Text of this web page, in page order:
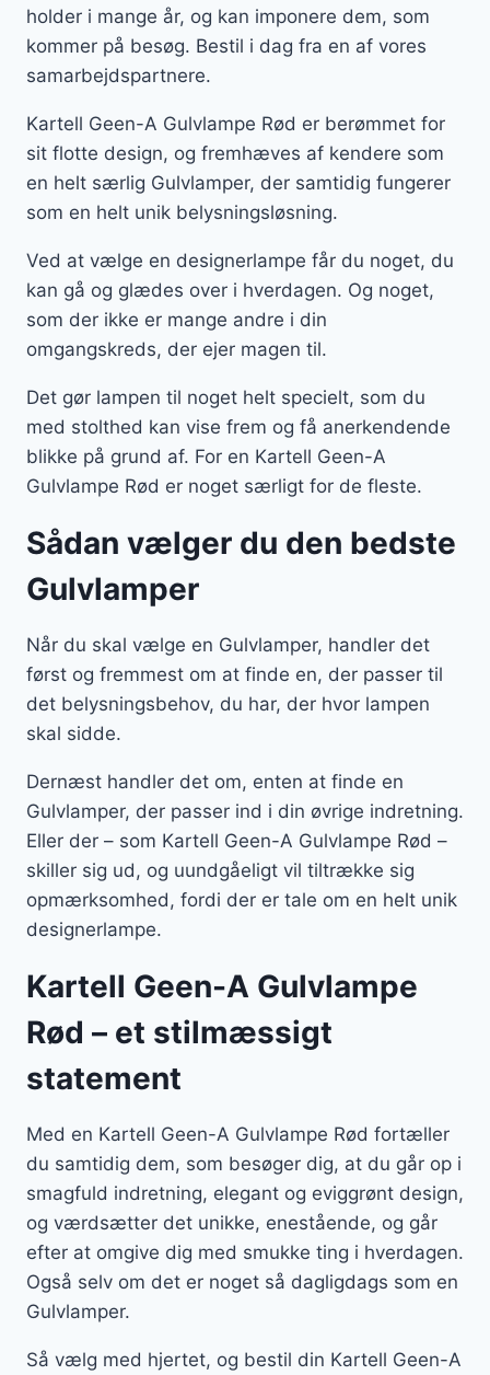
holder i mange år, og kan imponere dem, som
kommer på besøg. Bestil i dag fra en af vores
samarbejdspartnere.
Kartell Geen-A Gulvlampe Rød er berømmet for
sit flotte design, og fremhæves af kendere som
en helt særlig Gulvlamper, der samtidig fungerer
som en helt unik belysningsløsning.
Ved at vælge en designerlampe får du noget, du
kan gå og glædes over i hverdagen. Og noget,
som der ikke er mange andre i din
omgangskreds, der ejer magen til.
Det gør lampen til noget helt specielt, som du
med stolthed kan vise frem og få anerkendende
blikke på grund af. For en Kartell Geen-A
Gulvlampe Rød er noget særligt for de fleste.
Sådan vælger du den bedste
Gulvlamper
Når du skal vælge en Gulvlamper, handler det
først og fremmest om at finde en, der passer til
det belysningsbehov, du har, der hvor lampen
skal sidde.
Dernæst handler det om, enten at finde en
Gulvlamper, der passer ind i din øvrige indretning.
Eller der – som Kartell Geen-A Gulvlampe Rød –
skiller sig ud, og uundgåeligt vil tiltrække sig
opmærksomhed, fordi der er tale om en helt unik
designerlampe.
Kartell Geen-A Gulvlampe
Rød – et stilmæssigt
statement
Med en Kartell Geen-A Gulvlampe Rød fortæller
du samtidig dem, som besøger dig, at du går op i
smagfuld indretning, elegant og eviggrønt design,
og værdsætter det unikke, enestående, og går
efter at omgive dig med smukke ting i hverdagen.
Også selv om det er noget så dagligdags som en
Gulvlamper.
Så vælg med hjertet, og bestil din Kartell Geen-A